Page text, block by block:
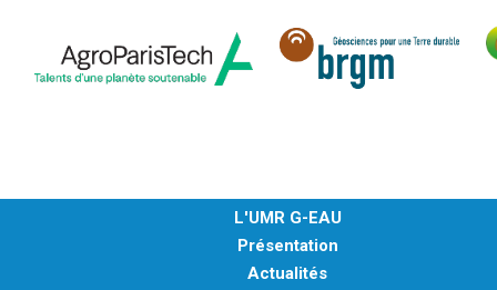
L'UMR G-EAU
Présentation
Actualités